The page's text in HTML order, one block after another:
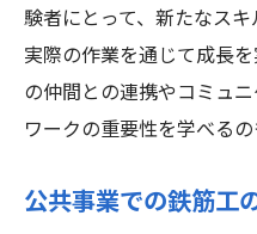
験者にとって、新たなスキ
実際の作業を通じて成長
の仲間との連携やコミュ
ワークの重要性を学べるの
公共事業での鉄筋工